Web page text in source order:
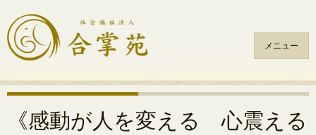
メニュー
コ
ン
《感動が人を変える 心震える